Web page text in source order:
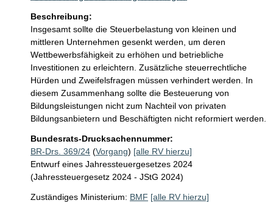
Beschreibung:
Insgesamt sollte die Steuerbelastung von kleinen und
mittleren Unternehmen gesenkt werden, um deren
Wettbewerbsfähigkeit zu erhöhen und betriebliche
Investitionen zu erleichtern. Zusätzliche steuerrechtliche
Hürden und Zweifelsfragen müssen verhindert werden. In
diesem Zusammenhang sollte die Besteuerung von
Bildungsleistungen nicht zum Nachteil von privaten
Bildungsanbietern und Beschäftigten nicht reformiert werden.
Bundesrats-Drucksachennummer:
BR-Drs. 369/24 (Vorgang) [alle RV hierzu]
Entwurf eines Jahressteuergesetzes 2024
(Jahressteuergesetz 2024 - JStG 2024)
Zuständiges Ministerium: BMF [alle RV hierzu]